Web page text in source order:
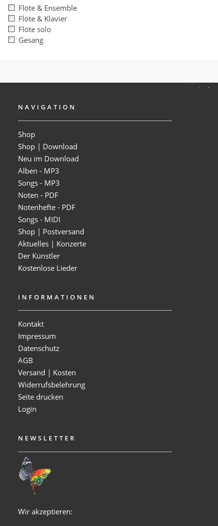
Flöte & Ensemble
Flöte & Klavier
Flöte solo
Gesang
NAVIGATION
Shop
Shop | Download
Neu im Download
Alben - MP3
Songs - MP3
Noten - PDF
Notenhefte - PDF
Songs - MIDI
Shop | Postversand
Aktuelles | Konzerte
Der Künstler
Kostenlose Lieder
INFORMATIONEN
Kontakt
Impressum
Datenschutz
AGB
Versand | Kosten
Widerrufsbelehrung
Seite drucken
Login
NEWSLETTER
Wir akzeptieren: